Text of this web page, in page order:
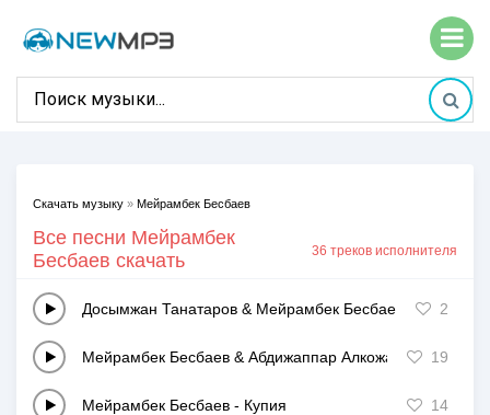
Скачать музыку » Мейрамбек Бесбаев
Все песни Мейрамбек
Бесбаев скачать
36 треков исполнителя
Досымжан Танатаров & Мейрамбек Бесбаев -Ару2
Мейрамбек Бесбаев & Абдижаппар Алкожа -Кимас
19
Мейрамбек Бесбаев - Купия 14